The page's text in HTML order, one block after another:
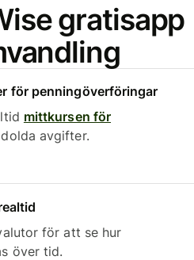
gratisapp
för penningöverföringar
mittkursen för
avgifter.
för att se hur
över tid.